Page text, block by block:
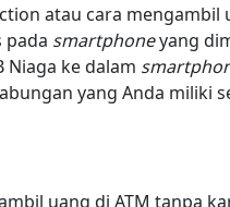
atau cara mengambil
pada smartphoneyang
Niaga ke dalam
yang Anda miliki
uang di ATM tanpa